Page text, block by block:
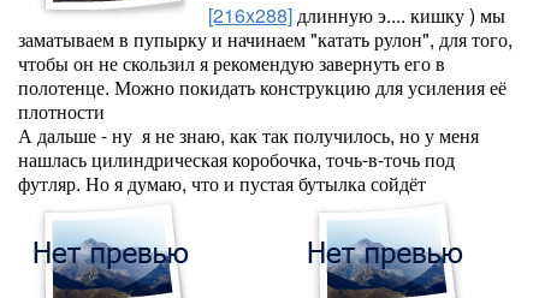
[216x288]длинную э.... кишку ) мы
заматываем в пупырку и начинаем "катать рулон", для того,
чтобы он не скользил я рекомендую завернуть его в
полотенце. Можно покидать конструкцию для усиления её
плотности
А дальше - ну я не знаю, как так получилось, но у меня
нашлась цилиндрическая коробочка, точь-в-точь под
футляр. Но я думаю, что и пустая бутылка сойдёт